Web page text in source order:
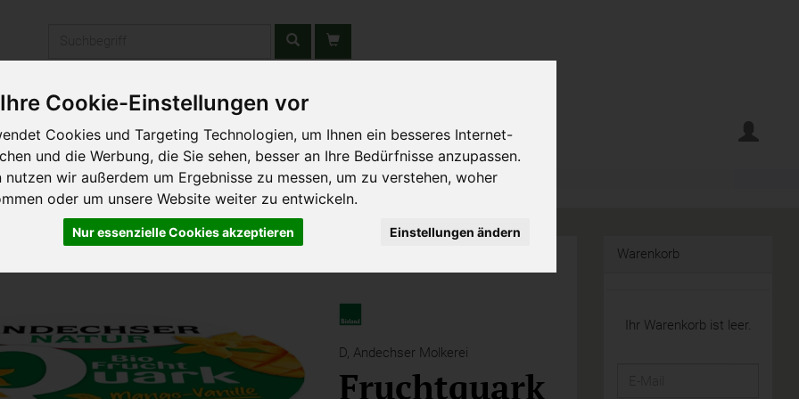
Cookie-Einstellungen vor
Cookies und Targeting Technologien, um Ihnen ein besseres Internet-
und die Werbung, die Sie sehen, besser an Ihre Bedürfnisse anzupassen.
nutzen wir außerdem um Ergebnisse zu messen, um zu verstehen, woher
oder um unsere Website weiter zu entwickeln.
Nur essenzielle Cookies akzeptieren Einstellungen ändern
& Schulen Liefergebiet Wochenmarkt
D, Andechser Molkerei
Fruchtquark
Warenkorb
Ihr Warenkorb ist leer.